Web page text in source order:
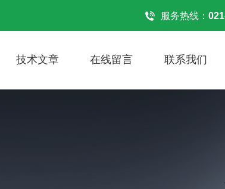
服务热线：
技术文章 在线留言 联系我们